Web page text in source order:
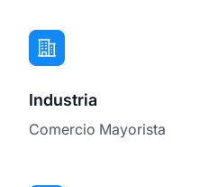
Industria
Comercio Mayorista